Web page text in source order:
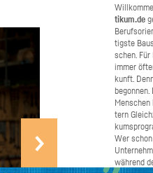
ti­kum.de
tigs­te
schen.
immer
kunft.
tern
Wer
wäh­rend